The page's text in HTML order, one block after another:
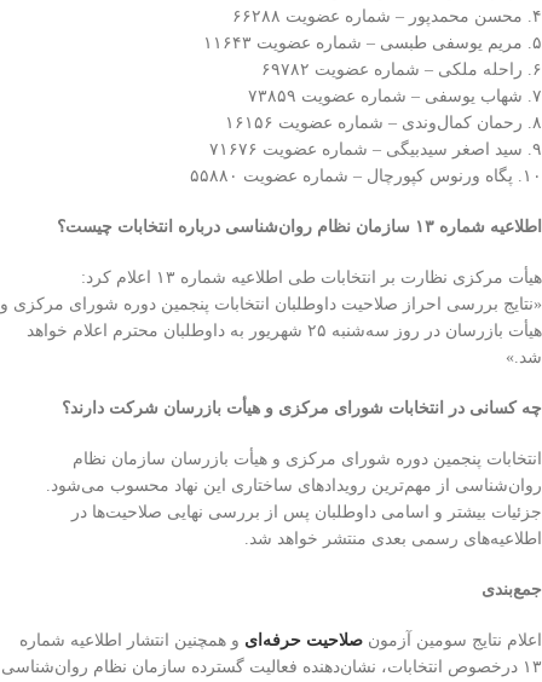
۴. محسن محمدپور – شماره عضویت ۶۶۲۸۸
۵. مریم یوسفی طبسی – شماره عضویت ۱۱۶۴۳
۶. راحله ملکی – شماره عضویت ۶۹۷۸۲
۷. شهاب یوسفی – شماره عضویت ۷۳۸۵۹
۸. رحمان کمال‌وندی – شماره عضویت ۱۶۱۵۶
۹. سید اصغر سیدبیگی – شماره عضویت ۷۱۶۷۶
۱۰. پگاه ورنوس کپورچال – شماره عضویت ۵۵۸۸۰
اطلاعیه شماره ۱۳ سازمان نظام روان‌شناسی درباره انتخابات چیست؟
هیأت مرکزی نظارت بر انتخابات طی اطلاعیه شماره ۱۳ اعلام کرد:
«نتایج بررسی احراز صلاحیت داوطلبان انتخابات پنجمین دوره شورای مرکزی و
هیأت بازرسان در روز سه‌شنبه ۲۵ شهریور به داوطلبان محترم اعلام خواهد
شد.»
چه کسانی در انتخابات شورای مرکزی و هیأت بازرسان شرکت دارند؟
انتخابات پنجمین دوره شورای مرکزی و هیأت بازرسان سازمان نظام
روان‌شناسی از مهم‌ترین رویدادهای ساختاری این نهاد محسوب می‌شود.
جزئیات بیشتر و اسامی داوطلبان پس از بررسی نهایی صلاحیت‌ها در
اطلاعیه‌های رسمی بعدی منتشر خواهد شد.
جمع‌بندی
اعلام نتایج سومین آزمون صلاحیت حرفه‌ای و همچنین انتشار اطلاعیه شماره
۱۳ درخصوص انتخابات، نشان‌دهنده فعالیت گسترده سازمان نظام روان‌شناسی